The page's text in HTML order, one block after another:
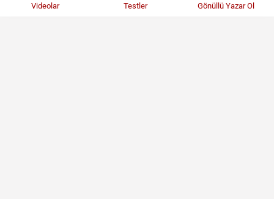
Videolar Testler Gönüllü Yazar Ol